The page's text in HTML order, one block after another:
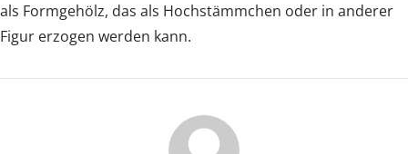
als Formgehölz, das als Hochstämmchen oder in anderer
Figur erzogen werden kann.